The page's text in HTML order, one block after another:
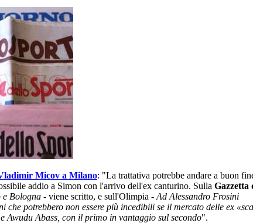
Micov a Milano: "La trattativa potrebbe andare a buon
addio a Simon con l'arrivo dell'ex canturino. Sulla Gazzetta
e Bologna - viene scritto, e sull'Olimpia - Ad Alessandro Frosini
potrebbero non essere più incedibili se il mercato delle ex
Awudu Abass, con il primo in vantaggio sul secondo".